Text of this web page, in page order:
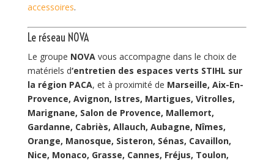
accessoires.
Le réseau NOVA
Le groupe NOVA vous accompagne dans le choix de
matériels d‘entretien des espaces verts STIHL sur
la région PACA, et à proximité de Marseille, Aix-En-
Provence, Avignon, Istres, Martigues, Vitrolles,
Marignane, Salon de Provence, Mallemort,
Gardanne, Cabriès, Allauch, Aubagne, Nîmes,
Orange, Manosque, Sisteron, Sénas, Cavaillon,
Nice, Monaco, Grasse, Cannes, Fréjus, Toulon,